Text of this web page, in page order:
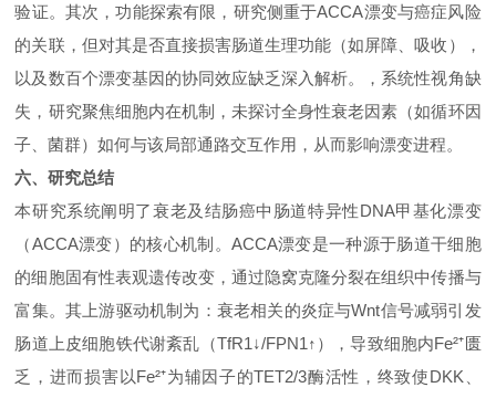
验证。其次，功能探索有限，研究侧重于ACCA漂变与癌症风险
的关联，但对其是否直接损害肠道生理功能（如屏障、吸收），
以及数百个漂变基因的协同效应缺乏深入解析。，系统性视角缺
失，研究聚焦细胞内在机制，未探讨全身性衰老因素（如循环因
子、菌群）如何与该局部通路交互作用，从而影响漂变进程。
六、研究总结
本研究系统阐明了衰老及结肠癌中肠道特异性DNA甲基化漂变
（ACCA漂变）的核心机制。 ACCA漂变是一种源于肠道干细胞
的细胞固有性表观遗传改变，通过隐窝克隆分裂在组织中传播与
富集。其上游驱动机制为：衰老相关的炎症与Wnt信号减弱引发
肠道上皮细胞铁代谢紊乱（TfR1↓/FPN1↑ ），导致细胞内Fe²⁺匮
乏，进而损害以Fe²⁺为辅因子的TET2/3酶活性，终致使DKK